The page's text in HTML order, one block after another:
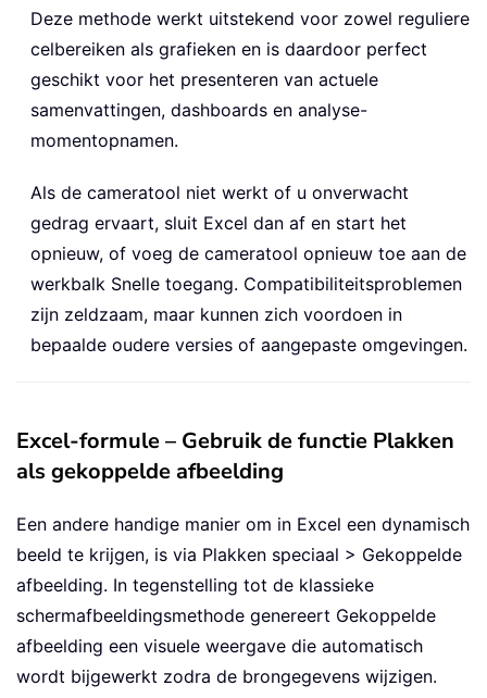
Deze methode werkt uitstekend voor zowel reguliere
celbereiken als grafieken en is daardoor perfect
geschikt voor het presenteren van actuele
samenvattingen, dashboards en analyse-
momentopnamen.
Als de cameratool niet werkt of u onverwacht
gedrag ervaart, sluit Excel dan af en start het
opnieuw, of voeg de cameratool opnieuw toe aan de
werkbalk Snelle toegang. Compatibiliteitsproblemen
zijn zeldzaam, maar kunnen zich voordoen in
bepaalde oudere versies of aangepaste omgevingen.
Excel-formule – Gebruik de functie Plakken
als gekoppelde afbeelding
Een andere handige manier om in Excel een dynamisch
beeld te krijgen, is via Plakken speciaal > Gekoppelde
afbeelding. In tegenstelling tot de klassieke
schermafbeeldingsmethode genereert Gekoppelde
afbeelding een visuele weergave die automatisch
wordt bijgewerkt zodra de brongegevens wijzigen.